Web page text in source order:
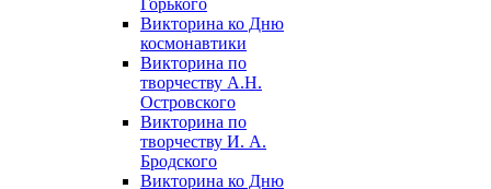
Горького
Викторина ко Дню
космонавтики
Викторина по
творчеству А.Н.
Островского
Викторина по
творчеству И. А.
Бродского
Викторина ко Дню